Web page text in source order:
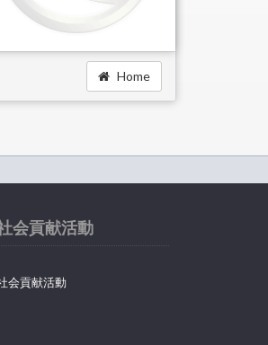
Home
会貢献活動
会貢献活動